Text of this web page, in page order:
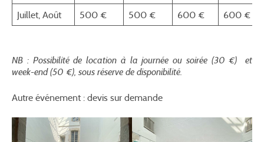
Juillet, Août 500 € 500 € 600 € 600 €
NB : Possibilité de location à la journée ou soirée (30 €) et
week-end (50 €), sous réserve de disponibilité.
Autre événement : devis sur demande